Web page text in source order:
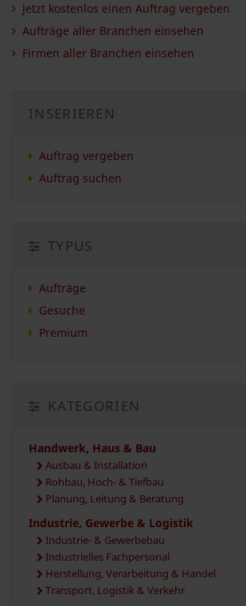
Jetzt kostenlos einen Auftrag vergeben
Aufträge aller Branchen einsehen
Firmen aller Branchen einsehen
INSERIEREN
Auftrag vergeben
Auftrag suchen
TYPUS
Aufträge
Gesuche
Premium
KATEGORIEN
Handwerk, Haus & Bau
Ausbau & Installation
Rohbau, Hoch- & Tiefbau
Planung, Leitung & Beratung
Industrie, Gewerbe & Logistik
Industrie- & Gewerbebau
Industrielles Fachpersonal
Herstellung, Verarbeitung & Handel
Transport, Logistik & Verkehr